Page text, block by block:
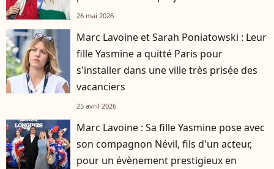
26 mai 2026
Marc Lavoine et Sarah Poniatowski : Leur
fille Yasmine a quitté Paris pour
s'installer dans une ville très prisée des
vacanciers
25 avril 2026
Marc Lavoine : Sa fille Yasmine pose avec
son compagnon Névil, fils d'un acteur,
pour un évènement prestigieux en